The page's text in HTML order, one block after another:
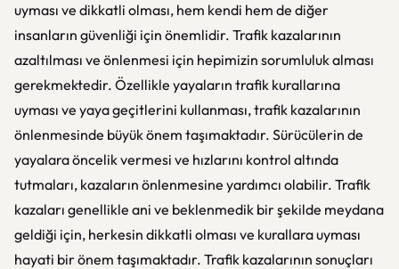
uyması ve dikkatli olması, hem kendi hem de diğer
insanların güvenliği için önemlidir. Trafik kazalarının
azaltılması ve önlenmesi için hepimizin sorumluluk alması
gerekmektedir. Özellikle yayaların trafik kurallarına
uyması ve yaya geçitlerini kullanması, trafik kazalarının
önlenmesinde büyük önem taşımaktadır. Sürücülerin de
yayalara öncelik vermesi ve hızlarını kontrol altında
tutmaları, kazaların önlenmesine yardımcı olabilir. Trafik
kazaları genellikle ani ve beklenmedik bir şekilde meydana
geldiği için, herkesin dikkatli olması ve kurallara uyması
hayati bir önem taşımaktadır. Trafik kazalarının sonuçları